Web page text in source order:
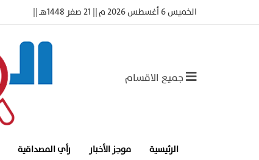
الخميس 6 أغسطس 2026 م || 21 صفر 1448هـ ||
جميع الاقسام
الرئيسية موجز الأخبار رأي المصداقية